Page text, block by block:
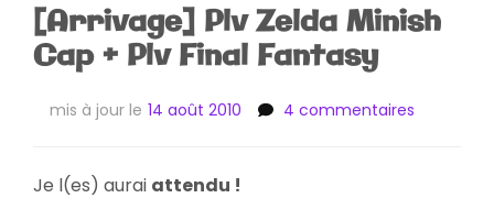
[Arrivage] Plv Zelda Minish
Cap + Plv Final Fantasy
mis à jour le 14 août 2010 4 commentaires
Je l(es) aurai attendu !